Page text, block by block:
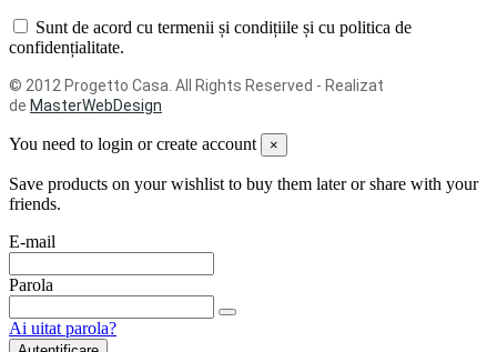
Sunt de acord cu termenii și condițiile și cu politica de
confidențialitate.
© 2012 Progetto Casa. All Rights Reserved - Realizat
de MasterWebDesign
You need to login or create account ×
Save products on your wishlist to buy them later or share with your
friends.
E-mail
Parola
Ai uitat parola?